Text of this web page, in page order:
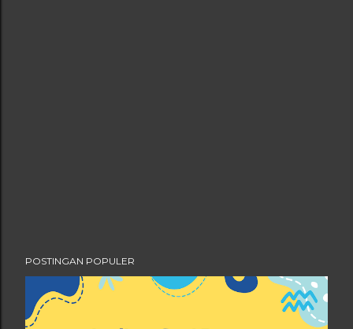
POSTINGAN POPULER